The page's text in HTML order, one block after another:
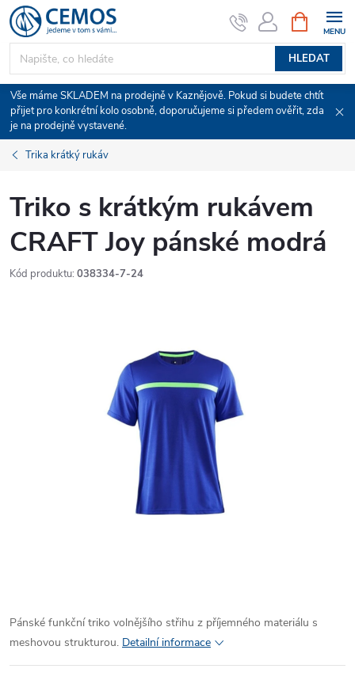
Přejít
na
obsah
HLEDAT
NÁKUPNÍ
KOŠÍK
Vše máme SKLADEM na prodejně v Kaznějově. Pokud si budete chtít
přijet pro konkrétní kolo osobně, doporučujeme si předem ověřit, zda
je na prodejně vystavené.
Trika krátký rukáv
Triko s krátkým rukávem
CRAFT Joy pánské modrá
Kód produktu: 038334-7-24
Pánské funkční triko volnějšího střihu z příjemného materiálu s
meshovou strukturou. Detailní informace